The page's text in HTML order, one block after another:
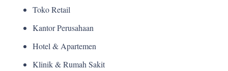
Toko Retail
Kantor Perusahaan
Hotel & Apartemen
Klinik & Rumah Sakit